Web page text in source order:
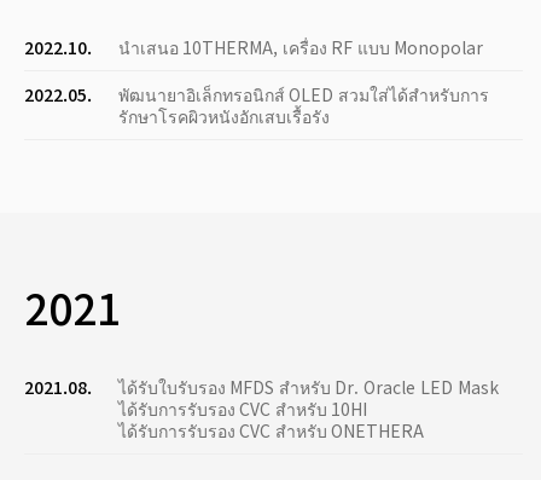
2022.10.
นำเสนอ 10THERMA, เครื่อง RF แบบ Monopolar
2022.05.
พัฒนายาอิเล็กทรอนิกส์ OLED สวมใส่ได้สำหรับการ
รักษาโรคผิวหนังอักเสบเรื้อรัง
2021
2021.08.
ได้รับใบรับรอง MFDS สำหรับ Dr. Oracle LED Mask
ได้รับการรับรอง CVC สำหรับ 10HI
ได้รับการรับรอง CVC สำหรับ ONETHERA